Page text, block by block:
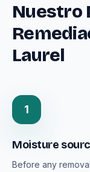
Nuestro
Laurel
1
Moisture
Before any